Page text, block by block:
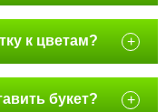
к цветам? +
букет? +